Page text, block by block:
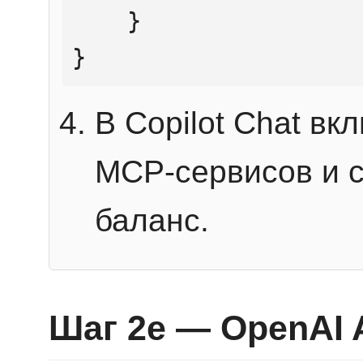
}
В Copilot Chat
MCP-сервисов и
баланс.
Шаг 2e — OpenAI